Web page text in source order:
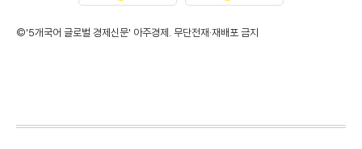
©'5개국어 글로벌 경제신문' 아주경제. 무단전재·재배포 금지